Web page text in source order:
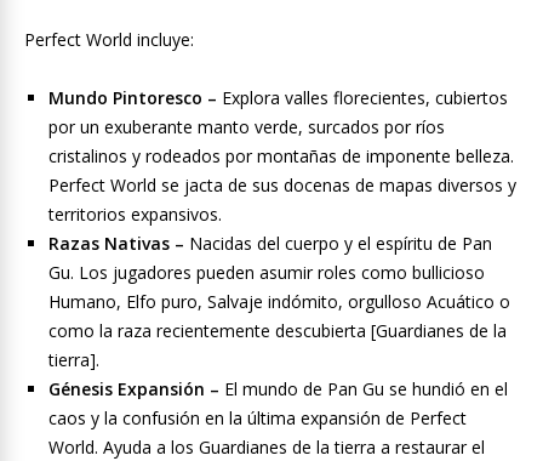
Perfect World incluye:
Mundo Pintoresco – Explora valles florecientes, cubiertos
por un exuberante manto verde, surcados por ríos
cristalinos y rodeados por montañas de imponente belleza.
Perfect World se jacta de sus docenas de mapas diversos y
territorios expansivos.
Razas Nativas – Nacidas del cuerpo y el espíritu de Pan
Gu. Los jugadores pueden asumir roles como bullicioso
Humano, Elfo puro, Salvaje indómito, orgulloso Acuático o
como la raza recientemente descubierta [Guardianes de la
tierra].
Génesis Expansión – El mundo de Pan Gu se hundió en el
caos y la confusión en la última expansión de Perfect
World. Ayuda a los Guardianes de la tierra a restaurar el